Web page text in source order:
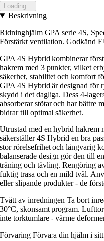
Loading...
Beskrivning
Ridninghjälm GPA serie 4S,
Förstärkt ventilation. Godkänd
GPA 4S Hybrid kombinerar
hakrem med 3 punkter, vilket
säkerhet, stabilitet och komfort
GPA 4S Hybrid är designad för
skydd i det dagliga. Dess 4-
absorberar stötar och har bättre
bidrar till optimal säkerhet.
Utrustad med en hybrid hakrem
säkerställer 4S Hybrid en bra
stor rörelsefrihet och långvarig
balanserade design gör den till
träning och tävling. Rengöring
fuktig trasa och en mild tvål.
eller slipande produkter - de
Tvätt av inredningen Ta bort
30°C, skonsamt program.
inte torktumlare - värme
Förvaring Förvara din hjälm i